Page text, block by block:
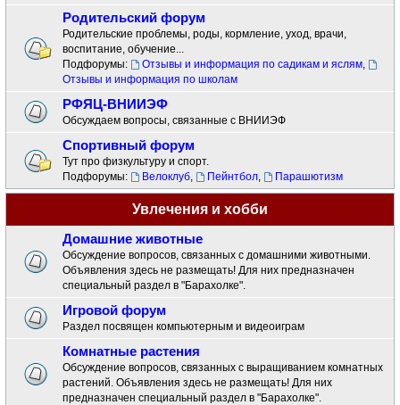
Родительский форум
Родительские проблемы, роды, кормление, уход, врачи,
воспитание, обучение...
Подфорумы:
Отзывы и информация по садикам и яслям,
Отзывы и информация по школам
РФЯЦ-ВНИИЭФ
Обсуждаем вопросы, связанные с ВНИИЭФ
Спортивный форум
Тут про физкультуру и спорт.
Подфорумы:
Велоклуб, Пейнтбол, Парашютизм
Увлечения и хобби
Домашние животные
Обсуждение вопросов, связанных с домашними животными.
Объявления здесь не размещать! Для них предназначен
специальный раздел в "Барахолке".
Игровой форум
Раздел посвящен компьютерным и видеоиграм
Комнатные растения
Обсуждение вопросов, связанных с выращиванием комнатных
растений. Объявления здесь не размещать! Для них
предназначен специальный раздел в "Барахолке".